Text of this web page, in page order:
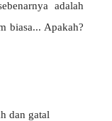
adalah
biasa... Apakah?
dan gatal